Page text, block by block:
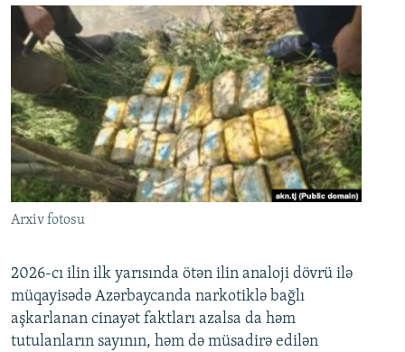
Arxiv fotosu
2026-cı ilin ilk yarısında ötən ilin analoji dövrü ilə
müqayisədə Azərbaycanda narkotiklə bağlı
aşkarlanan cinayət faktları azalsa da həm
tutulanların sayının, həm də müsadirə edilən